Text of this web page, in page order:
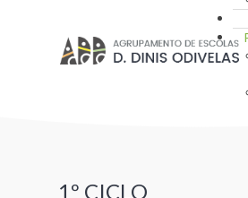
1º CICLO